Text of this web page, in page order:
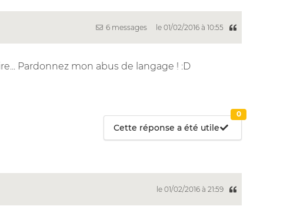
6 messages le 01/02/2016 à 10:55
Pardonnez mon abus de langage ! :D
Cette réponse a été utile
0
le 01/02/2016 à 21:59